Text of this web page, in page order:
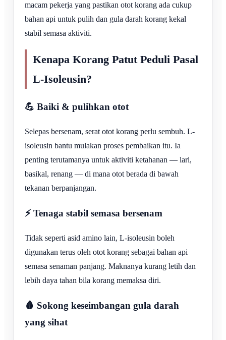
macam pekerja yang pastikan otot korang ada cukup
bahan api untuk pulih dan gula darah korang kekal
stabil semasa aktiviti.
Kenapa Korang Patut Peduli Pasal
L-Isoleusin?
💪 Baiki & pulihkan otot
Selepas bersenam, serat otot korang perlu sembuh. L-
isoleusin bantu mulakan proses pembaikan itu. Ia
penting terutamanya untuk aktiviti ketahanan — lari,
basikal, renang — di mana otot berada di bawah
tekanan berpanjangan.
⚡ Tenaga stabil semasa bersenam
Tidak seperti asid amino lain, L-isoleusin boleh
digunakan terus oleh otot korang sebagai bahan api
semasa senaman panjang. Maknanya kurang letih dan
lebih daya tahan bila korang memaksa diri.
🩸 Sokong keseimbangan gula darah
yang sihat